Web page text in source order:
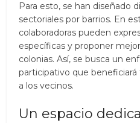
Para esto, se han diseñado
sectoriales por barrios. En
colaboradoras pueden
específicas y proponer
colonias. Así, se busca un
participativo que
a los vecinos.
Un espacio